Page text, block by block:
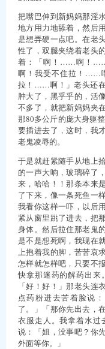
把嘴巴伸到新妈妈那淫
地方用力地舔着，然后
是想弄硬一点吧。在老
性了，双腿夹绕着老头
着：「啊！……啊！
啊！我受不住拉！
拉！……啊！」老头还
肿大了，黑乎乎的，活
不多了，就把新妈妈夹
那80多公斤的庞大身躯
要插进去了，这时，我
老鬼凌辱的。
于是就赶紧随手从地上
的一声大响，玻璃碎了
来，哈哈！！那条本来
了下来，像一条死鱼一
我看你这样一吓，以后
紧从窗里跳了进去，把
身体。然后拉住那老鬼
是不是想死啊，我现在
上抱着我的脚，苦苦哀
怎样就怎样吧，只要不
快拿那迷药的解药出来
「好！好！」那老头连
点药粉进去苦着脸说
了。」「那你先出去，
衣服走人。我拿着水过
说：「姐，没事吧？你
外面等你。」